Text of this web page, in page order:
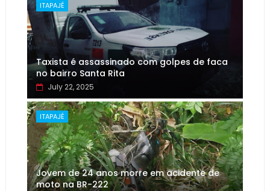
ITAPAJÉ
Taxista é assassinado com golpes de faca
no bairro Santa Rita
July 22, 2025
ITAPAJÉ
Jovem de 24 anos morre em acidente de
moto na BR-222